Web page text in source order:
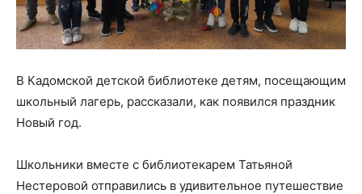
В Кадомской детской библиотеке детям, посещающим
школьный лагерь, рассказали, как появился праздник
Новый год.
Школьники вместе с библиотекарем Татьяной
Нестеровой отправились в удивительное путешествие